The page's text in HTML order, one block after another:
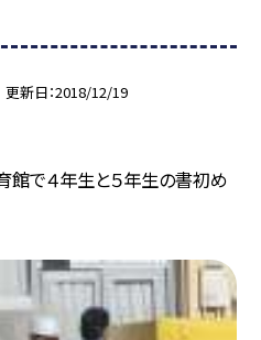
更新日 2018/12/19
育館で４年生と５年生の書初め